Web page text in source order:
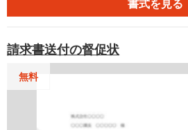
書式を見る
請求書送付の督促状
無料